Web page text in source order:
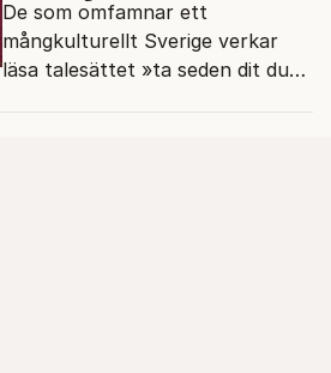
De som omfamnar ett
mångkulturellt Sverige verkar
läsa talesättet »ta seden dit du